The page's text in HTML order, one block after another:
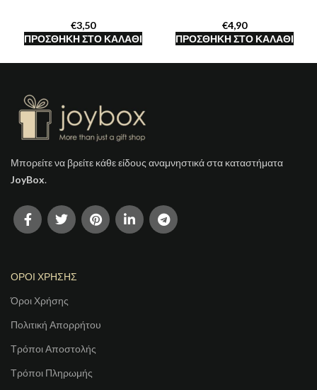
€
ΠΡΟΣΘΉΚΗ ΣΤΟ ΚΑΛΆΘΙ
€
ΠΡΟΣΘΉΚΗ ΣΤΟ ΚΑΛΆΘΙ
Μπορείτε να βρείτε κάθε είδους αναμνηστικά στα καταστήματα
JoyBox.
ΟΡΟΙ ΧΡΗΣΗΣ
Όροι Χρήσης
Πολιτική Απορρήτου
Τρόποι Αποστολής
Τρόποι Πληρωμής